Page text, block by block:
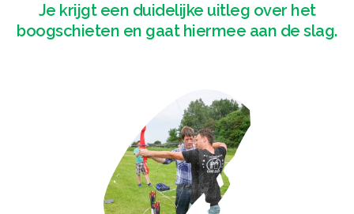
Je krijgt een duidelijke uitleg over het
boogschieten en gaat hiermee aan de slag.